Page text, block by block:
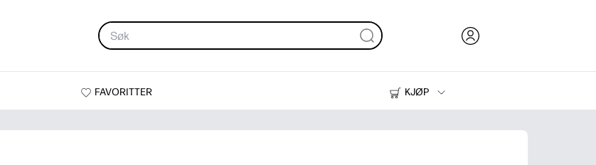
FAVORITTER
KJØP
Skrivere